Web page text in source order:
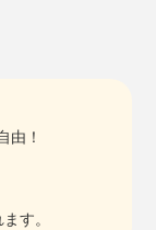
由！
す。